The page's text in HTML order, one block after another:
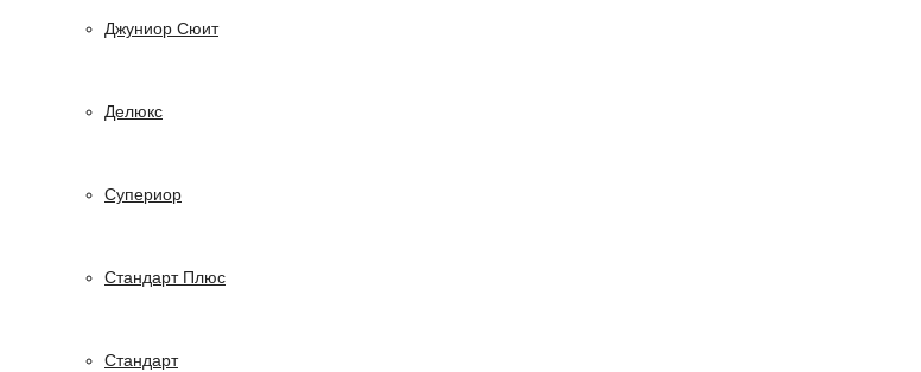
Джуниор Сюит
Делюкс
Супериор
Стандарт Плюс
Стандарт